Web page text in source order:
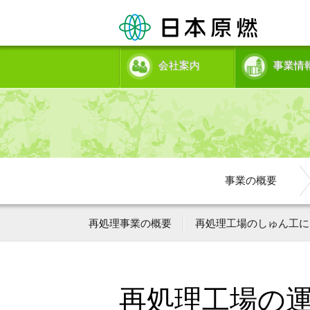
会社案内 事業情
事業の概要
再処理事業の概要 再処理工場のしゅん工
再処理工場の